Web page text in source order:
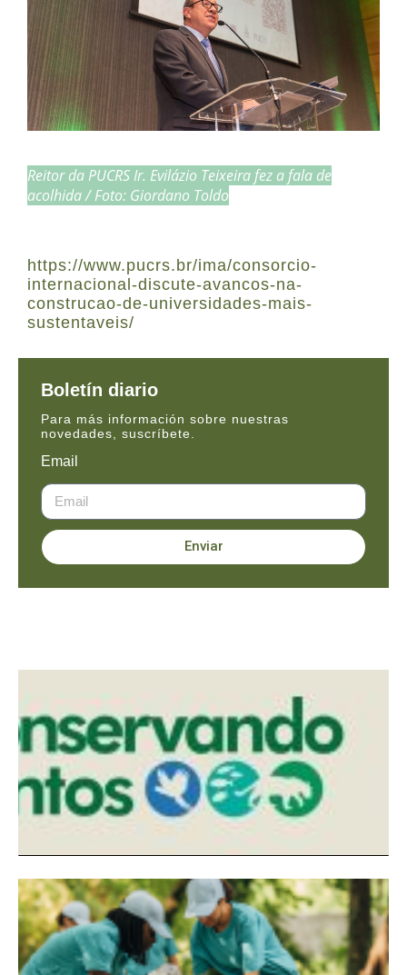
Reitor da PUCRS Ir. Evilázio Teixeira fez a fala de
acolhida / Foto: Giordano Toldo
https://www.pucrs.br/ima/consorcio-
internacional-discute-avancos-na-
construcao-de-universidades-mais-
sustentaveis/
Boletín diario
Para más información sobre nuestras
novedades, suscríbete.
Email
Enviar